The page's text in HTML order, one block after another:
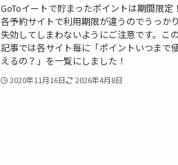
GoToイートで貯まったポイントは期間限定！
各予約サイトで利用期限が違うのでうっかり
失効してしまわないようにご注意です。この
記事では各サイト毎に「ポイントいつまで
えるの？」を一覧にしました！
2020年11月16日 2026年4月8日